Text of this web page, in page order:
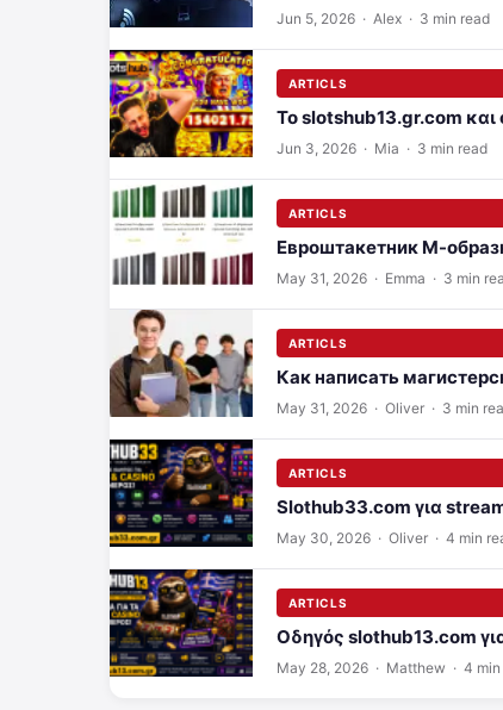
Jun 5, 2026 · Alex · 3 min read
ARTICLS
Το slotshub13.gr.com
Jun 3, 2026 · Mia · 3 min read
ARTICLS
Евроштакетник М-
May 31, 2026 · Emma · 3 min
ARTICLS
Как написать
May 31, 2026 · Oliver · 3 min
ARTICLS
Slothub33.com για
May 30, 2026 · Oliver · 4 min
ARTICLS
Οδηγός slothub13.com
May 28, 2026 · Matthew · 4 min